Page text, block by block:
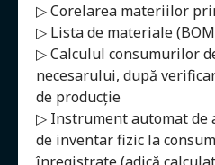
▷ Corelarea materiilor
▷ Lista de materiale
▷ Calculul consumurilor
necesarului, după
de producție
▷ Instrument automat de
de inventar fizic la